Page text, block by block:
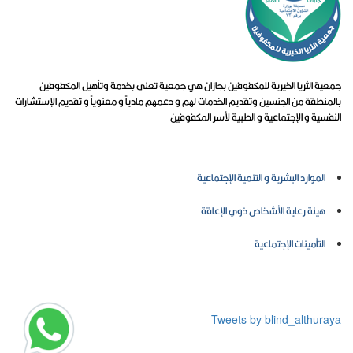
جمعية الثريا الخيرية للمكفوفين بجازان هي جمعية تعنى بخدمة وتأهيل المكفوفين
بالمنطقة من الجنسين وتقديم الخدمات لهم و دعمهم مادياً و معنوياً و تقديم الإستشارات
النفسية و الإجتماعية و الطبية لأسر المكفوفين
الموارد البشرية و التنمية الإجتماعية
هيئة رعاية الأشخاص ذوي الإعاقة
التأمينات الإجتماعية
Tweets by blind_althuraya